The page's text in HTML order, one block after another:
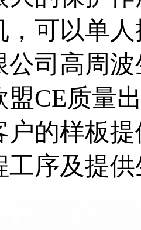
，可以单
公司高周
盟CE质量
户的样板
工序及提